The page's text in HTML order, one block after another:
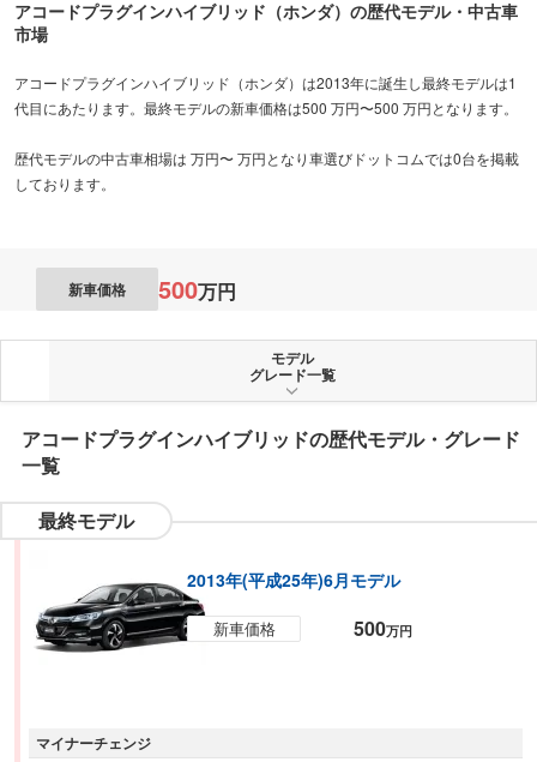
アコードプラグインハイブリッド（ホンダ）の歴代モデル・中古車
市場
アコードプラグインハイブリッド（ホンダ）は2013年に誕生し最終モデルは1
代目にあたります。最終モデルの新車価格は500 万円〜500 万円となります。
歴代モデルの中古車相場は 万円〜 万円となり車選びドットコムでは0台を掲載
しております。
新車価格 500万円
モデル
グレード一覧
アコードプラグインハイブリッドの歴代モデル・グレード
一覧
最終モデル
2013年(平成25年)6月モデル
新車価格 500万円
マイナーチェンジ